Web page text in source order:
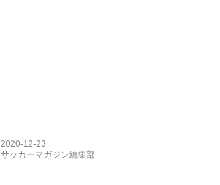
2020-12-23
サッカーマガジン編集部